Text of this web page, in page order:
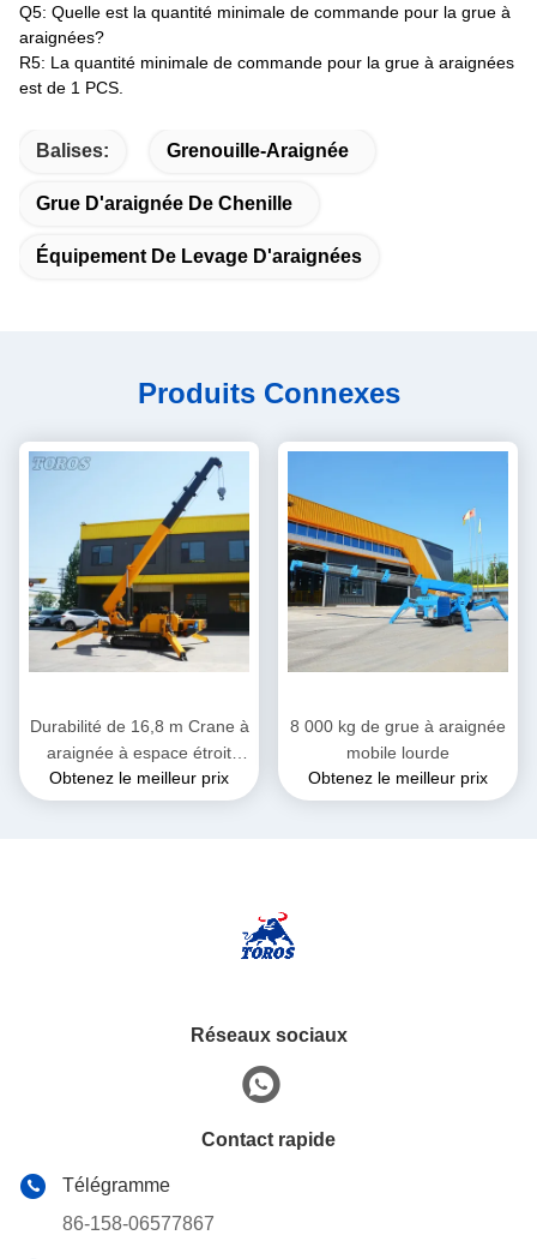
Q5: Quelle est la quantité minimale de commande pour la grue à
araignées?
R5: La quantité minimale de commande pour la grue à araignées
est de 1 PCS.
Balises: Grenouille-Araignée
Grue D'araignée De Chenille
Équipement De Levage D'araignées
Produits Connexes
Durabilité de 16,8 m Crane à
araignée à espace étroit
pour la construction et les
applications industrielles
Obtenez le meilleur prix
8 000 kg de grue à araignée
mobile lourde
Obtenez le meilleur prix
Réseaux sociaux
Contact rapide
Télégramme
86-158-06577867